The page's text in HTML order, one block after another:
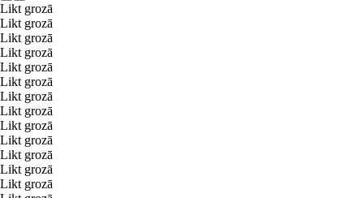
Likt grozā
Likt grozā
Likt grozā
Likt grozā
Likt grozā
Likt grozā
Likt grozā
Likt grozā
Likt grozā
Likt grozā
Likt grozā
Likt grozā
Likt grozā